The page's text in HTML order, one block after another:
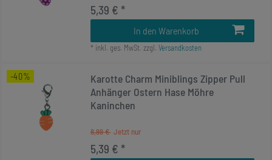
5,39 € *
In den Warenkorb
* inkl. ges. MwSt. zzgl. Versandkosten
-40%
Karotte Charm Miniblings Zipper Pull
Anhänger Ostern Hase Möhre
Kaninchen
8,99 €
5,39 € *